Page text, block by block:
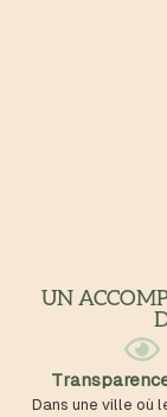
UN
Dans une ville où